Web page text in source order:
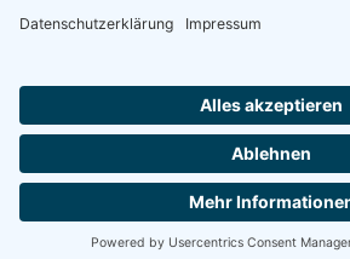
Footer
Cookie-Einstellungen Datenschutz
intern
by